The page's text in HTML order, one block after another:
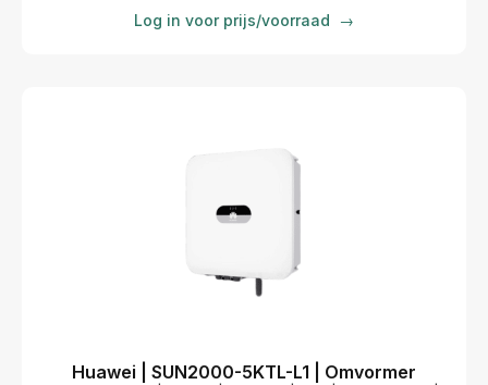
Log in voor prijs/voorraad →
Huawei | SUN2000-5KTL-L1 | Omvormer